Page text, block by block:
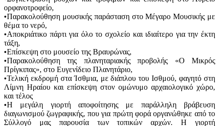
ορφανοτροφείο,
•Παρακολούθηση μουσικής παράσταση στο Μέγαρο Μουσικής με
θέμα το νερό,
•Αποκριάτικο πάρτι για όλο το σχολείο και ιδιαίτερο για την έκτη
τάξη,
•Επίσκεψη στο μουσείο της Βραυρώνας,
•Παρακολούθηση της πλανηταριακής προβολής «Ο Μικρός
Πρίγκιπας», στο Ευγενίδειο Πλανητάριο,
•Τελική εκδρομή στα Ίσθμια, με διάπλου του Ισθμού, φαγητό στη
Λίμνη Ηραίου και επίσκεψη στον ομώνυμο αρχαιολογικό χώρο,
και τέλος
•Η μεγάλη γιορτή αποφοίτησης με παράλληλη βράβευση
διαγωνισμού ζωγραφικής, που για πρώτη φορά οργανώθηκε από το
Σύλλογό μας παρουσία των τοπικών αρχών. Η γιορτή